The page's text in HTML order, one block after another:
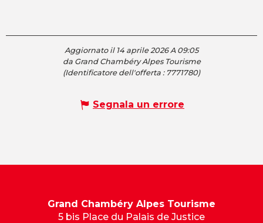
Aggiornato il 14 aprile 2026 A 09:05
da Grand Chambéry Alpes Tourisme
(Identificatore dell'offerta : 7771780)
Segnala un errore
Grand Chambéry Alpes Tourisme
5 bis Place du Palais de Justice